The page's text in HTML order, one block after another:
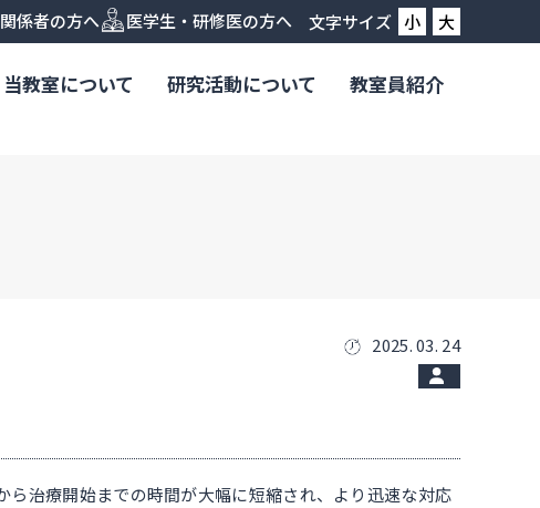
係者の方へ 医学生・研修医の方へ 文字サイズ 小 大
当教室について 研究活動について 教室員紹介
2025. 03. 24
治療開始までの時間が大幅に短縮され、より迅速な対応